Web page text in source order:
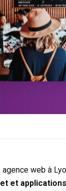
agence web à
et